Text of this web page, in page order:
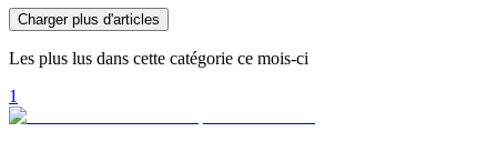
Charger plus d'articles
Les plus lus dans cette catégorie ce mois-ci
1